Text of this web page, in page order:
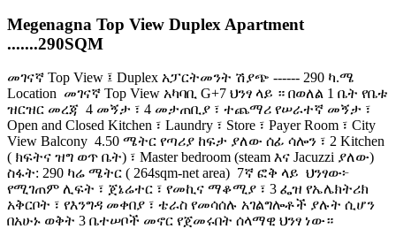
Megenagna Top View Duplex Apartment
.......290SQM
መገናኛ Top View ፤ Duplex አፓርትመንት ሽያጭ ------ 290 ካ.ሜ
Location ️ መገናኛ Top View አካባቢ G+7 ህንፃ ላይ ። በወለል 1 ቤት የቤቱ
ዝርዝር መረጃ ️ 4 መኝታ ፣ 4 መታጠቢያ ፣ ተጨማሪ የሠራተኛ መኝታ ፣
Open and Closed Kitchen ፣ Laundry ፣ Store ፣ Payer Room ፣ City
View Balcony ️ 4.50 ሜትር የጣሪያ ከፍታ ያለው ሰፊ ሳሎን ፣ 2 Kitchen
( ክፍትና ዝግ ወጥ ቤት) ፣ Master bedroom (steam እና Jacuzzi ያለው) ️
ስፋት: 290 ካሬ ሜትር ( 264sqm-net area) ️ 7ኛ ፎቅ ላይ ️ ህንፃው፦
የሚገጠም ሊፍት ፣ ጀኔሬተር ፣ የመኪና ማቆሚያ ፣ 3 ፌዝ የኤሌክትሪክ
አቅርቦት ፣ የእንግዳ መቀበያ ፣ ቴራስ የመሳሰሉ አገልግሎቶች ያሉት ሲሆን
በአሁኑ ወቅት 3 ቤተሠቦች መኖር የጀመሩበት ሰላማዊ ህንፃ ነው።